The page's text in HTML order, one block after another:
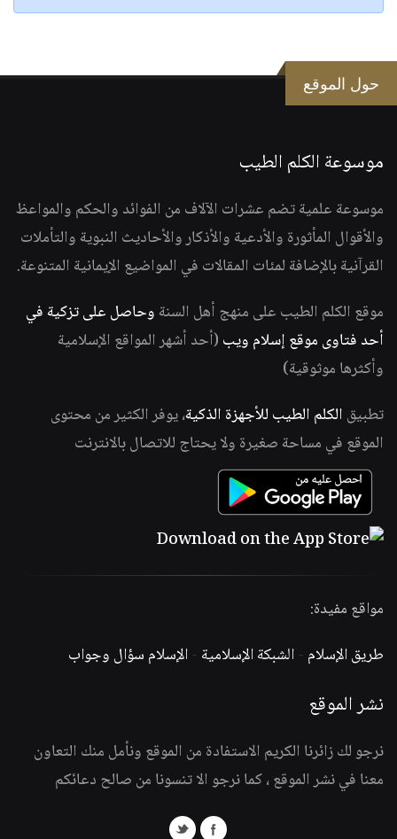
حول الموقع
موسوعة الكلم الطيب
موسوعة علمية تضم عشرات الآلاف من الفوائد والحكم والمواعظ
والأقوال المأثورة والأدعية والأذكار والأحاديث النبوية والتأملات
القرآنية بالإضافة لمئات المقالات في المواضيع الإيمانية المتنوعة.
موقع الكلم الطيب على منهج أهل السنة وحاصل على تزكية في
أحد فتاوى موقع إسلام ويب (أحد أشهر المواقع الإسلامية
وأكثرها موثوقية)
تطبيق الكلم الطيب للأجهزة الذكية، يوفر الكثير من محتوى
الموقع في مساحة صغيرة ولا يحتاج للاتصال بالانترنت
مواقع مفيدة:
طريق الإسلام -الشبكة الإسلامية -الإسلام سؤال وجواب
نشر الموقع
نرجو لك زائرنا الكريم الاستفادة من الموقع ونأمل منك التعاون
معنا في نشر الموقع ، كما نرجو الا تنسونا من صالح دعائكم